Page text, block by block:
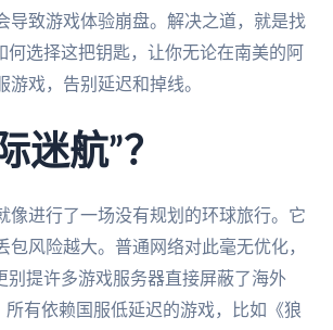
导致游戏体验崩盘。解决之道，就是找
选择这把钥匙，让你无论在南美的阿
戏，告别延迟和掉线。
迷航”？
像进行了一场没有规划的环球旅行。它
风险越大。普通网络对此毫无优化，
别提许多游戏服务器直接屏蔽了海外
有依赖国服低延迟的游戏，比如《狼